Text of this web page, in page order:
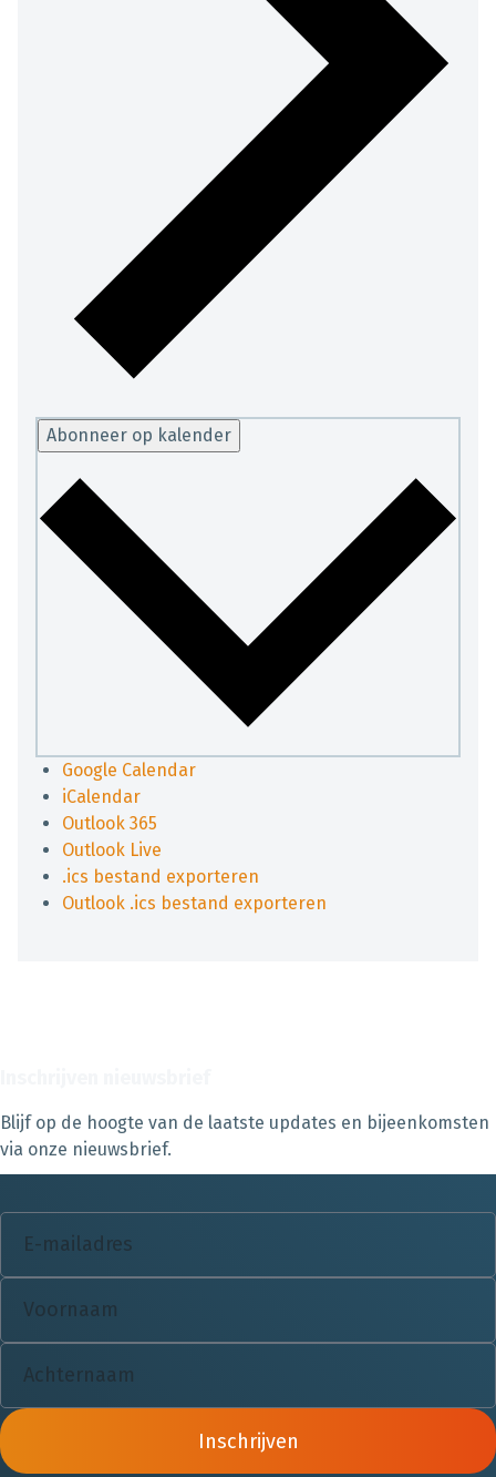
Abonneer op kalender
Google Calendar
iCalendar
Outlook 365
Outlook Live
.ics bestand exporteren
Outlook .ics bestand exporteren
Blijf op de hoogte van de laatste updates en bijeenkomsten
via onze nieuwsbrief.
Inschrijven